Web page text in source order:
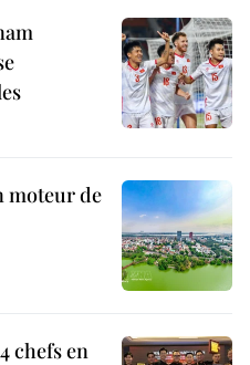
moteur de
chefs en